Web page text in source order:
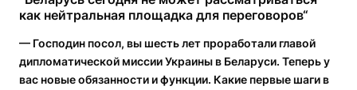
как нейтральная площадка для переговоров“
— Господин посол, вы шесть лет проработали главой
дипломатической миссии Украины в Беларуси. Теперь у
вас новые обязанности и функции. Какие первые шаги в